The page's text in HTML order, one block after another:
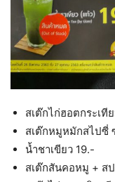
สเต๊กไก่ฮอตกระเที
สเต๊กหมูหมักสไปซี่
น้ำชาเขียว 19.-
สเต๊กสันคอหมู + ส